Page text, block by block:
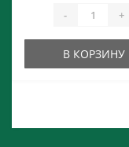
- +
В КОРЗИНУ